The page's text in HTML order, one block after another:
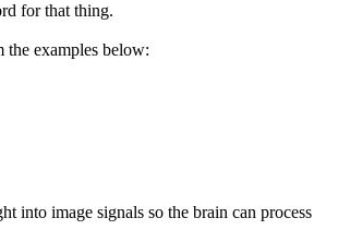
for that thing.
the examples below:
into image signals so the brain can process